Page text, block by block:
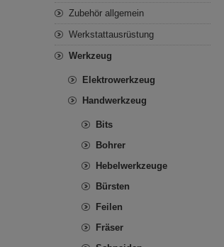
Zubehör allgemein
Werkstattausrüstung
Werkzeug
Elektrowerkzeug
Handwerkzeug
Bits
Bohrer
Hebelwerkzeuge
Bürsten
Feilen
Fräser